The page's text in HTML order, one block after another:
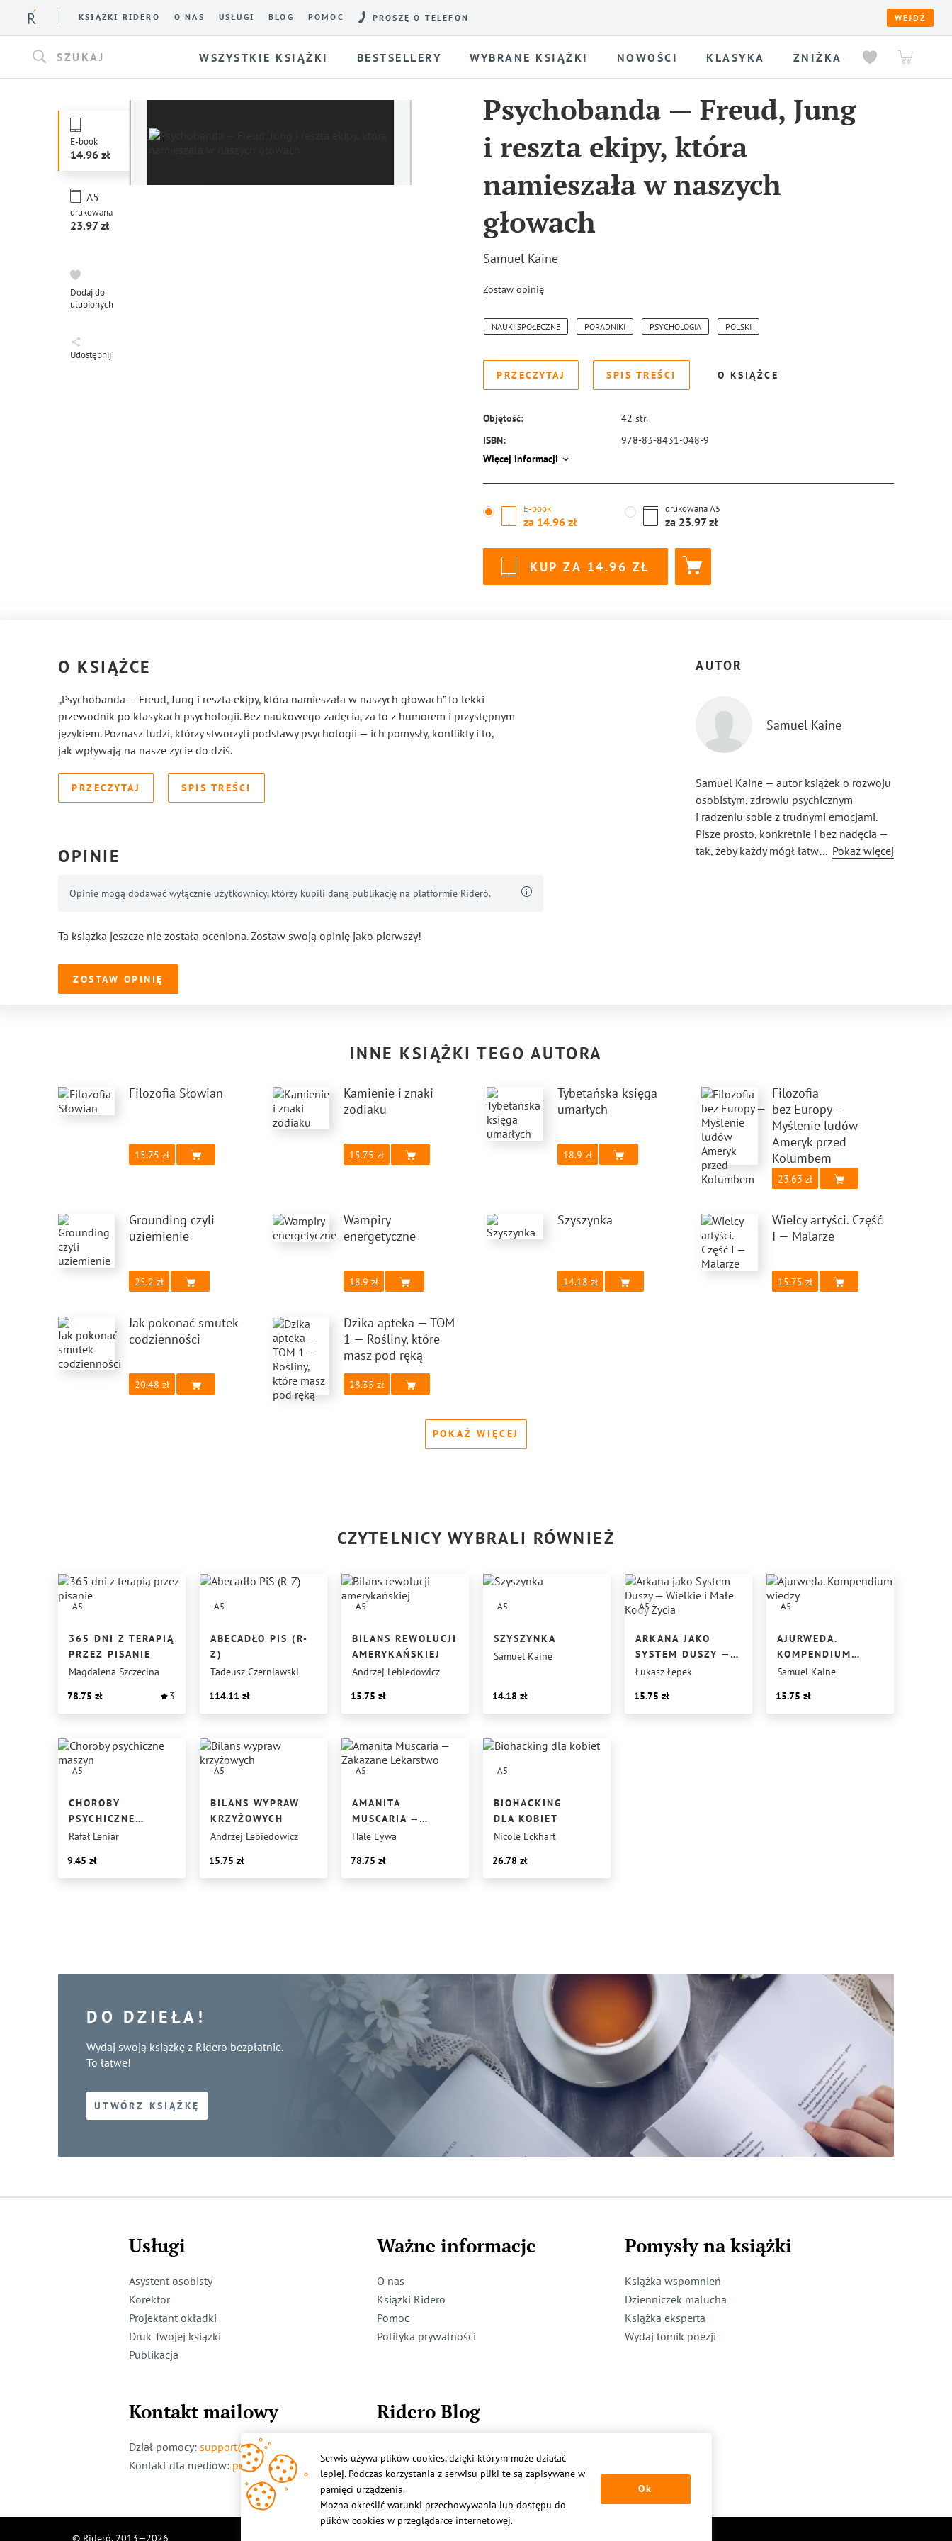
KSIĄŻKI RIDERO O NAS USŁUGI BLOG POMOC PROSZĘ O TELEFON WEJDŹ
SZUKAJ WSZYSTKIE KSIĄŻKI BESTSELLERY WYBRANE KSIĄŻKI NOWOŚCI KLASYKA ZNIŻKA
E-book
14.96
drukowana
A5
23.97
Dodaj do
ulubionych
Udostępnij
Psychobanda — Freud, Jung
i reszta ekipy, która
namieszała w naszych
głowach
Samuel Kaine
Zostaw opinię
NAUKI SPOŁECZNE PORADNIKI PSYCHOLOGIA POLSKI
PRZECZYTAJ SPIS TREŚCI O KSIĄŻCE
Objętość: 42 str.
ISBN:
978-83-8431-048-9
Więcej informacji
E-book
za 14.96
drukowanaA5
za 23.97
KUP ZA 14.96
O KSIĄŻCE
„Psychobanda — Freud, Jung i reszta ekipy, która namieszała w naszych głowach” to lekki
przewodnik po klasykach psychologii. Bez naukowego zadęcia, za to z humorem i przystępnym
językiem. Poznasz ludzi, którzy stworzyli podstawy psychologii — ich pomysły, konflikty i to,
jak wpływają na nasze życie do dziś.
PRZECZYTAJ SPIS TREŚCI
OPINIE
Opinie mogą dodawać wyłącznie użytkownicy, którzy kupili daną publikację na platformie Riderò.
Ta książka jeszcze nie została oceniona. Zostaw swoją opinię jako pierwszy!
ZOSTAW OPINIĘ
AUTOR
Samuel Kaine
Samuel Kaine — autor książek o rozwoju
osobistym, zdrowiu psychicznym
i radzeniu sobie z trudnymi emocjami.
Pisze prosto, konkretnie i bez nadęcia —
tak, żeby każdy mógł łatwo zrozumieć
... Pokaż więcej
INNE KSIĄŻKI TEGO AUTORA
Filozofia Słowian
15.75
Kamienie i znaki
zodiaku
15.75
Tybetańska księga
umarłych
18.9
Filozofia
bez Europy —
Myślenie ludów
Ameryk przed
Kolumbem
23.63
Grounding czyli
uziemienie
25.2
Wampiry
energetyczne
18.9
Szyszynka
14.18
Wielcy artyści. Część
I — Malarze
15.75
Jak pokonać smutek
codzienności
20.48
Dzika apteka — TOM
1 — Rośliny, które
masz pod ręką
28.35
POKAŻ WIĘCEJ
CZYTELNICY WYBRALI RÓWNIEŻ
A5
365 DNI Z TERAPIĄ
PRZEZ PISANIE
Magdalena Szczecina
78.75
3
A5
ABECADŁO PIS (R-
Z)
Tadeusz Czerniawski
114.11
A5
BILANS REWOLUCJI
AMERYKAŃSKIEJ
Andrzej Lebiedowicz
15.75
A5
SZYSZYNKA
Samuel Kaine
14.18
A5
ARKANA JAKO
SYSTEM DUSZY —
WIELKIE I MAŁE
Łukasz Łepek
15.75
A5
AJURWEDA.
KOMPENDIUM
WIEDZY
Samuel Kaine
15.75
A5
CHOROBY
PSYCHICZNE
MASZYN
Rafał Leniar
9.45
A5
BILANS WYPRAW
KRZYŻOWYCH
Andrzej Lebiedowicz
15.75
A5
AMANITA
MUSCARIA —
ZAKAZANE
Hale Eywa
78.75
A5
BIOHACKING
DLA KOBIET
Nicole Eckhart
26.78
DO DZIEŁA!
Wydaj swoją książkę z Ridero bezpłatnie.
To łatwe!
UTWÓRZ KSIĄŻKĘ
Usługi
Asystent osobisty
Korektor
Projektant okładki
Druk Twojej książki
Publikacja
Ważne informacje
O nas
Książki Ridero
Pomoc
Polityka prywatności
Pomysły na książki
Książka wspomnień
Dzienniczek malucha
Książka eksperta
Wydaj tomik poezji
Kontakt mailowy
Dział pomocy: support@ridero.pl
Kontakt dla mediów: pr@ridero.pl
Ridero Blog
Więcej
© Rideró, 2013—2026
Serwis używa plików cookies, dzięki którym może działać
lepiej. Podczas korzystania z serwisu pliki te są zapisywane w
pamięci urządzenia.
Można określić warunki przechowywania lub dostępu do
plików cookies w przeglądarce internetowej.
Ok